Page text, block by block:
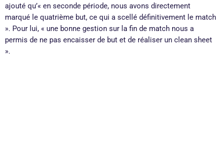
ajouté qu’« en seconde période, nous avons directement
marqué le quatrième but, ce qui a scellé définitivement le match
». Pour lui, « une bonne gestion sur la fin de match nous a
permis de ne pas encaisser de but et de réaliser un clean sheet
».